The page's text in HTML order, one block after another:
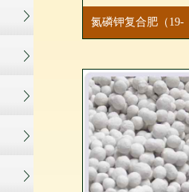
氮磷钾复合肥（19-